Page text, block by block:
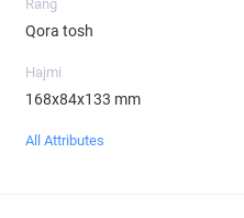
Rang
Qora tosh
Hajmi
168х84х133 mm
All Attributes